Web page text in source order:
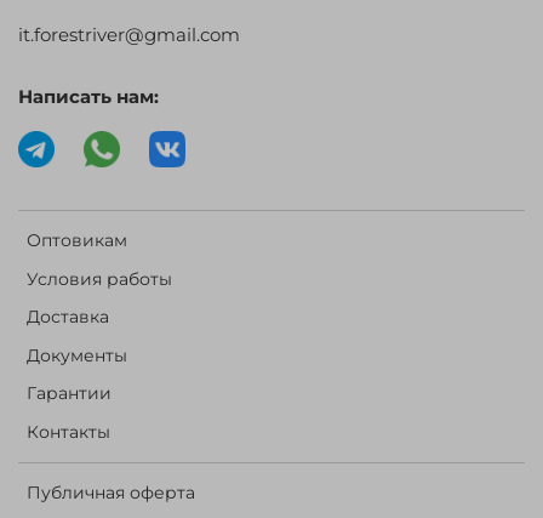
Оптовикам
Условия работы
Доставка
Документы
Гарантии
Контакты
Публичная оферта
it.forestriver@gmail.com
Написать нам: